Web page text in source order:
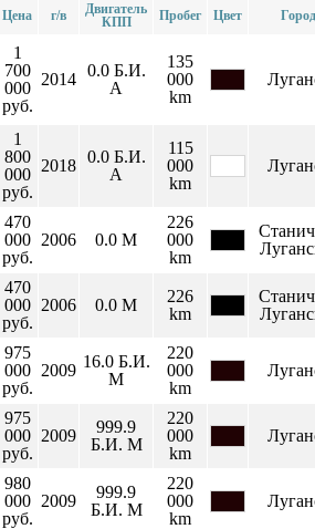
Цена г/в
Двигатель
КПП
Пробег Цвет Город
1
700
000
руб.
2014 0.0 Б.И.
А
135
000
km
1
800
000
руб.
2018 0.0 Б.И.
А
115
000
km
470
000
руб.
2006 0.0 М
226
000
km
470
000
руб.
2006 0.0 М
226
km
975
000
руб.
2009 16.0 Б.И.
М
220
000
km
975
000
руб.
2009
999.9
Б.И. М
220
000
km
980
000
руб.
2009
999.9
Б.И. М
220
000
km